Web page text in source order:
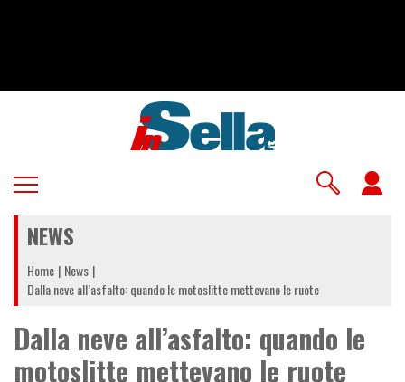
NEWS
Home News
Dalla neve all’asfalto: quando le motoslitte mettevano le ruote
Dalla neve all’asfalto: quando le
motoslitte mettevano le ruote